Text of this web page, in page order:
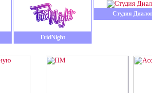
FridNight
Студия Диалог